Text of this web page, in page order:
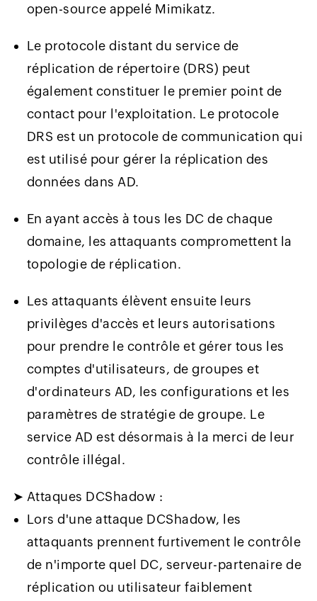
open-source appelé Mimikatz.
Le protocole distant du service de
réplication de répertoire (DRS) peut
également constituer le premier point de
contact pour l'exploitation. Le protocole
DRS est un protocole de communication qui
est utilisé pour gérer la réplication des
données dans AD.
En ayant accès à tous les DC de chaque
domaine, les attaquants compromettent la
topologie de réplication.
Les attaquants élèvent ensuite leurs
privilèges d'accès et leurs autorisations
pour prendre le contrôle et gérer tous les
comptes d'utilisateurs, de groupes et
d'ordinateurs AD, les configurations et les
paramètres de stratégie de groupe. Le
service AD est désormais à la merci de leur
contrôle illégal.
➤ Attaques DCShadow :
Lors d'une attaque DCShadow, les
attaquants prennent furtivement le contrôle
de n'importe quel DC, serveur-partenaire de
réplication ou utilisateur faiblement